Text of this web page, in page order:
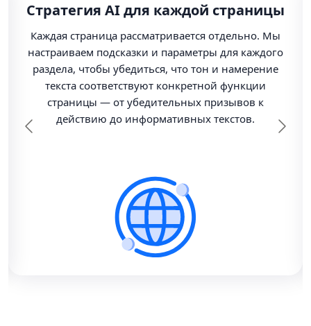
Стратегия AI для каждой страницы
Каждая страница рассматривается отдельно. Мы
настраиваем подсказки и параметры для каждого
раздела, чтобы убедиться, что тон и намерение
текста соответствуют конкретной функции
страницы — от убедительных призывов к
действию до информативных текстов.